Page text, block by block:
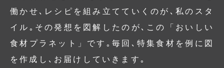
働かせ､レシピを組み立てていくのが､私のスタ
イル｡その発想を図解したのが､この「おいしい
食材プラネット」です｡毎回､特集食材を例に図
を作成し､お届けしていきます｡